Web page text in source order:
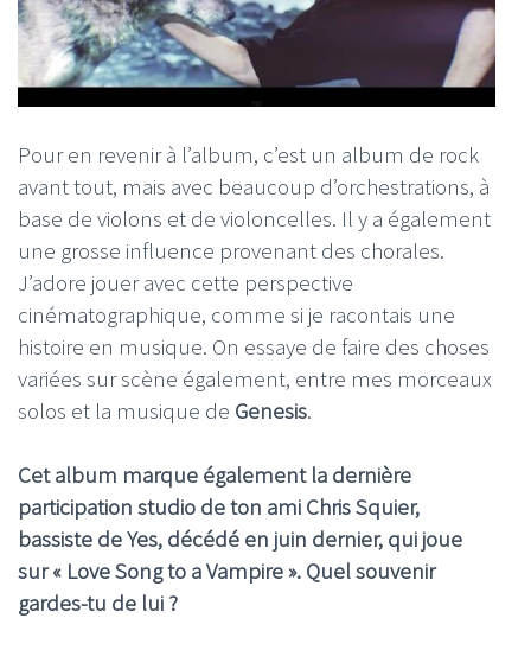
Pour en revenir à l’album, c’est un album de rock
avant tout, mais avec beaucoup d’orchestrations, à
base de violons et de violoncelles. Il y a également
une grosse influence provenant des chorales.
J’adore jouer avec cette perspective
cinématographique, comme si je racontais une
histoire en musique. On essaye de faire des choses
variées sur scène également, entre mes morceaux
solos et la musique de Genesis.
Cet album marque également la dernière
participation studio de ton ami Chris Squier,
bassiste de Yes, décédé en juin dernier, qui joue
sur « Love Song to a Vampire ». Quel souvenir
gardes-tu de lui ?